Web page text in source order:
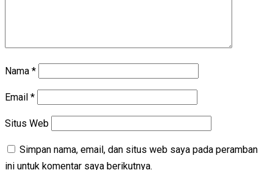
Nama *
Email *
Situs Web
Simpan nama, email, dan situs web saya pada peramban
ini untuk komentar saya berikutnya.